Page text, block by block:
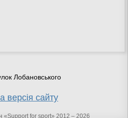
Лобановського
версія сайту
«Support for sport» 2012 – 2026